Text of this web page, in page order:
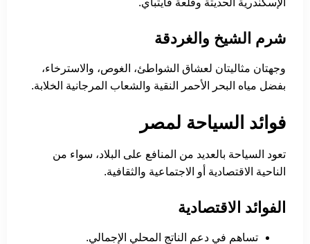
الإسكندرية الحديثة وقلعة قايتباي.
شرم الشيخ والغردقة
وجهتان مثاليتان لعشاق الشواطئ، الغوص، والاسترخاء،
بفضل مياه البحر الأحمر النقية والشعاب المرجانية الخلابة.
فوائد السياحة لمصر
تعود السياحة بالعديد من المنافع على البلاد، سواء من
الناحية الاقتصادية أو الاجتماعية والثقافية.
الفوائد الاقتصادية
تساهم في دعم الناتج المحلي الإجمالي.